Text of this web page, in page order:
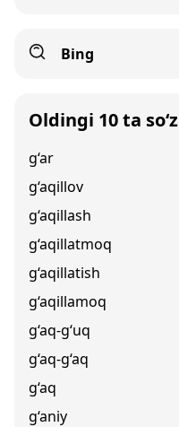
Bing
Oldingi 10 ta so‘z
g‘ar
g‘aqillov
g‘aqillash
g‘aqillatmoq
g‘aqillatish
g‘aqillamoq
g‘aq-g‘uq
g‘aq-g‘aq
g‘aq
g‘aniy